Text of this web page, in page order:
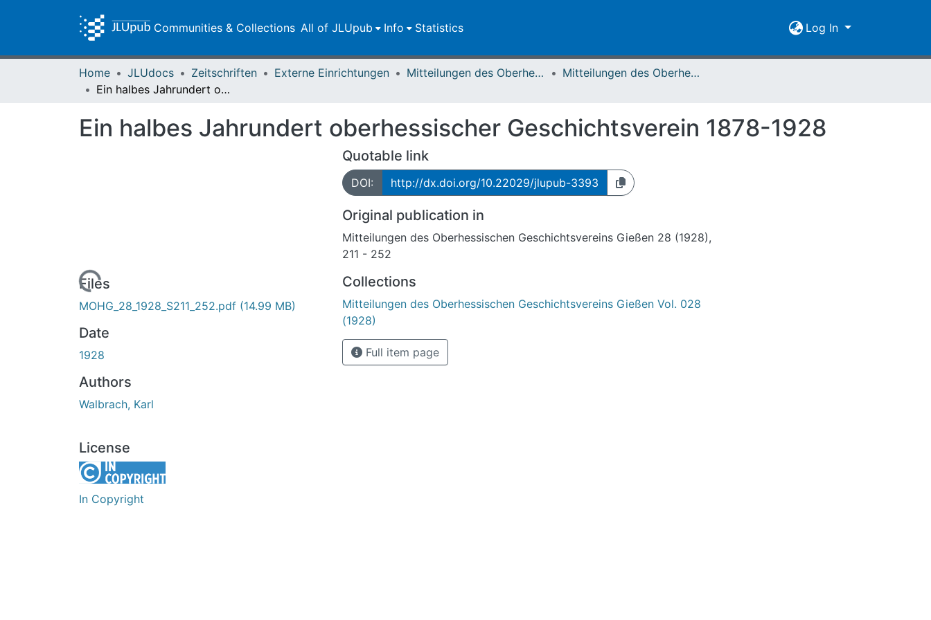
Communities & Collections All of JLUpub Info Statistics Log In
Home JLUdocs Zeitschriften Externe Einrichtungen Mitteilungen des Oberhessischen Geschichtsvereins Gießen
Mitteilungen des Oberhessischen Geschichtsvereins Gießen Vol. 028 (1928)
Ein halbes Jahrundert oberhessischer Geschichtsverein 1878-1928
Ein halbes Jahrundert oberhessischer Geschichtsverein 1878-1928
Loading...
Files
MOHG_28_1928_S211_252.pdf (14.99 MB)
Date
1928
Authors
Walbrach, Karl
License
In Copyright
Quotable link
DOI: http://dx.doi.org/10.22029/jlupub-3393
Original publication in
Mitteilungen des Oberhessischen Geschichtsvereins Gießen 28 (1928),
211 - 252
Collections
Mitteilungen des Oberhessischen Geschichtsvereins Gießen Vol. 028
(1928)
Full item page